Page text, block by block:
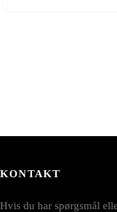
KONTAKT
Hvis du har spørgsmål